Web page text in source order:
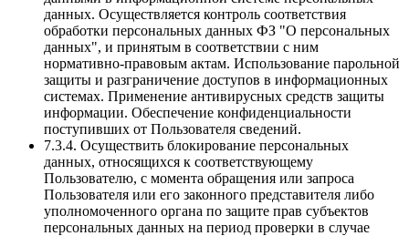
данных. Осуществляется контроль соответствия
обработки персональных данных ФЗ "О персональных
данных", и принятым в соответствии с ним
нормативно-правовым актам. Использование парольной
защиты и разграничение доступов в информационных
системах. Применение антивирусных средств защиты
информации. Обеспечение конфиденциальности
поступивших от Пользователя сведений.
7.3.4. Осуществить блокирование персональных
данных, относящихся к соответствующему
Пользователю, с момента обращения или запроса
Пользователя или его законного представителя либо
уполномоченного органа по защите прав субъектов
персональных данных на период проверки в случае